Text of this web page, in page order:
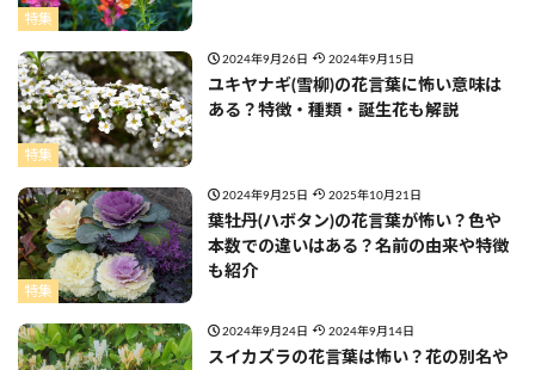
特集
特集
2024年9月26日 2024年9月15日
ユキヤナギ(雪柳)の花言葉に怖い意味は
ある？特徴・種類・誕生花も解説
特集
2024年9月25日 2025年10月21日
葉牡丹(ハボタン)の花言葉が怖い？色や
本数での違いはある？名前の由来や特徴
も紹介
2024年9月24日 2024年9月14日
スイカズラの花言葉は怖い？花の別名や